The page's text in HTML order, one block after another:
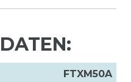
FTXM50A